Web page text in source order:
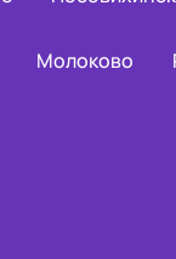
Молоково